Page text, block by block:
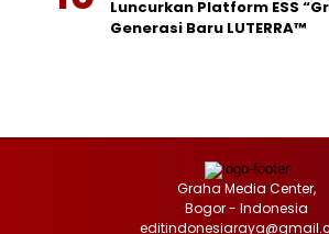
Luncurkan Platform ESS
Generasi Baru LUTERRA™
Graha Media Center,
Bogor - Indonesia